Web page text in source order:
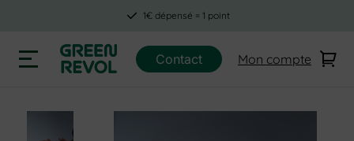
1€ dépensé = 1 point
Contact Mon compte